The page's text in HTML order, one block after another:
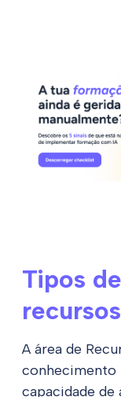
Tipos
A área de
conhecimento
capacidade de